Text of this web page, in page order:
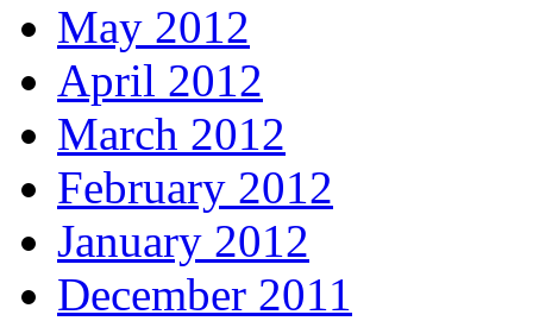
May 2012
April 2012
March 2012
February 2012
January 2012
December 2011